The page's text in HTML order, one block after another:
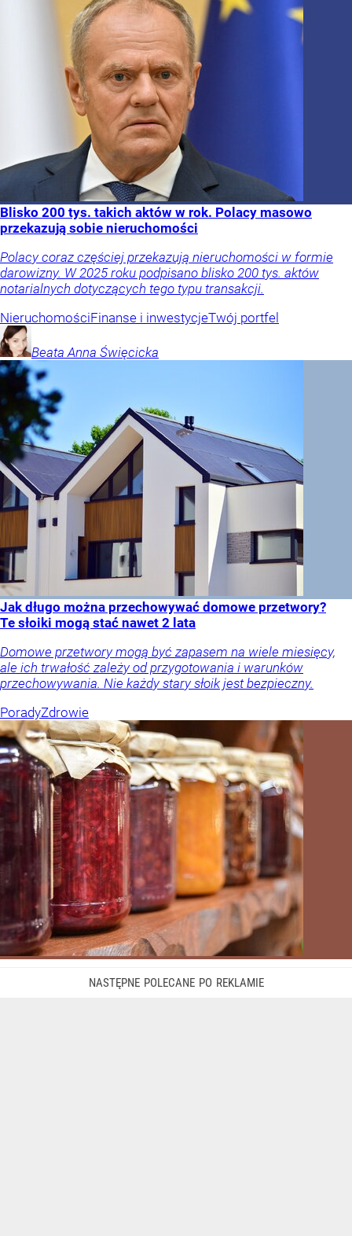
Blisko 200 tys. takich aktów w rok. Polacy masowo
przekazują sobie nieruchomości
Polacy coraz częściej przekazują nieruchomości w formie
darowizny. W 2025 roku podpisano blisko 200 tys. aktów
notarialnych dotyczących tego typu transakcji.
NieruchomościFinanse i inwestycjeTwój portfel
Beata Anna Święcicka
Jak długo można przechowywać domowe przetwory?
Te słoiki mogą stać nawet 2 lata
Domowe przetwory mogą być zapasem na wiele miesięcy,
ale ich trwałość zależy od przygotowania i warunków
przechowywania. Nie każdy stary słoik jest bezpieczny.
PoradyZdrowie